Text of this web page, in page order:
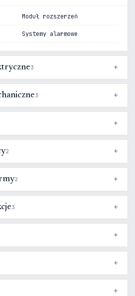
Moduł rozszerzeń
Systemy alarmowe
3
3
2
2
3